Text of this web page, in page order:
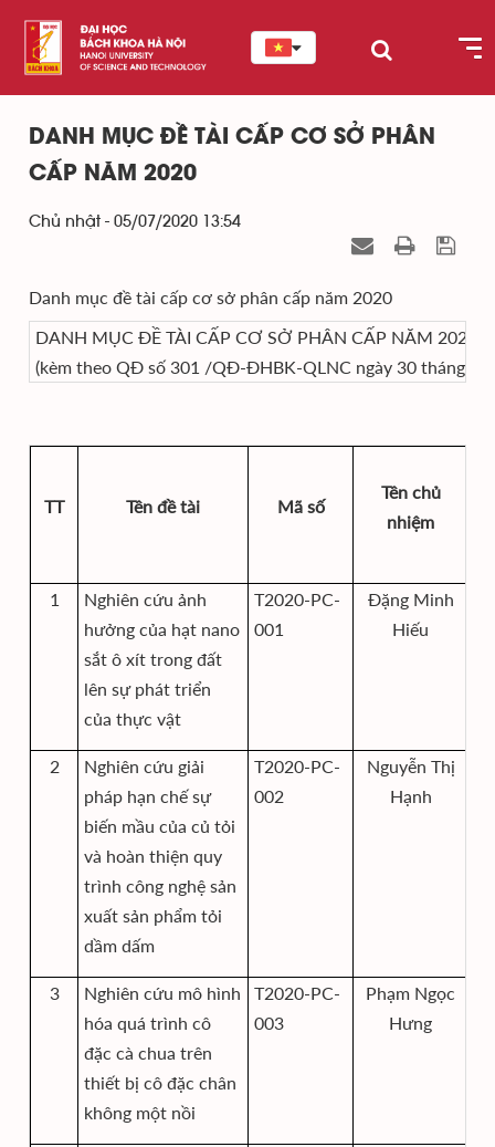
DANH MỤC ĐỀ TÀI CẤP CƠ SỞ PHÂN
CẤP NĂM 2020
Chủ nhật - 05/07/2020 13:54
Danh mục đề tài cấp cơ sở phân cấp năm 2020
DANH MỤC ĐỀ TÀI CẤP CƠ SỞ PHÂN CẤP NĂM 2020
(kèm theo QĐ số 301 /QĐ-ĐHBK-QLNC ngày 30 tháng 6
TT Tên đề tài Mã số
Tên chủ
nhiệm
1
Nghiên cứu ảnh
hưởng của hạt nano
sắt ô xít trong đất
lên sự phát triển
của thực vật
T2020-PC-
001
Đặng Minh
Hiếu
2
Nghiên cứu giải
pháp hạn chế sự
biến mầu của củ tỏi
và hoàn thiện quy
trình công nghệ sản
xuất sản phẩm tỏi
dầm dấm
T2020-PC-
002
Nguyễn Thị
Hạnh
3
Nghiên cứu mô hình
hóa quá trình cô
đặc cà chua trên
thiết bị cô đặc chân
không một nồi
T2020-PC-
003
Phạm Ngọc
Hưng